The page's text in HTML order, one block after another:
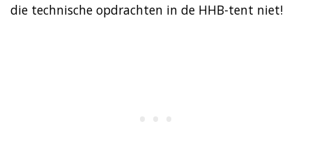
die technische opdrachten in de HHB-tent niet!